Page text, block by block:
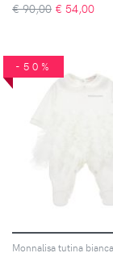
€ 90,00 € 54,00
-50%